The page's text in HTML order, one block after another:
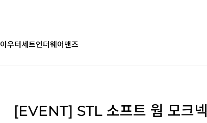
아우터세트언더웨어맨즈
[EVENT] STL 소프트 웜 모크넥